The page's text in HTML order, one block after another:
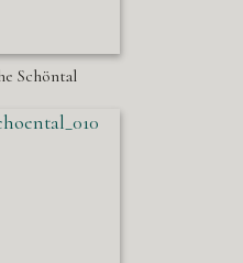
Schöntal